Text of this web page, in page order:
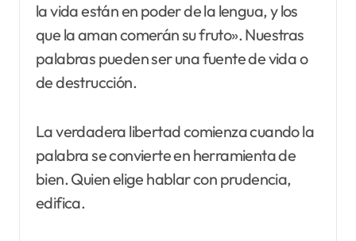
la vida están en poder de la lengua, y los
que la aman comerán su fruto». Nuestras
palabras pueden ser una fuente de vida o
de destrucción.
La verdadera libertad comienza cuando la
palabra se convierte en herramienta de
bien. Quien elige hablar con prudencia,
edifica.